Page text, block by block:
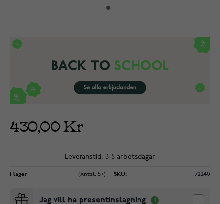
430,00 Kr
Leveranstid: 3-5 arbetsdagar
I lager (Antal: 5+) SKU: 72240
Jag vill ha presentinslagning